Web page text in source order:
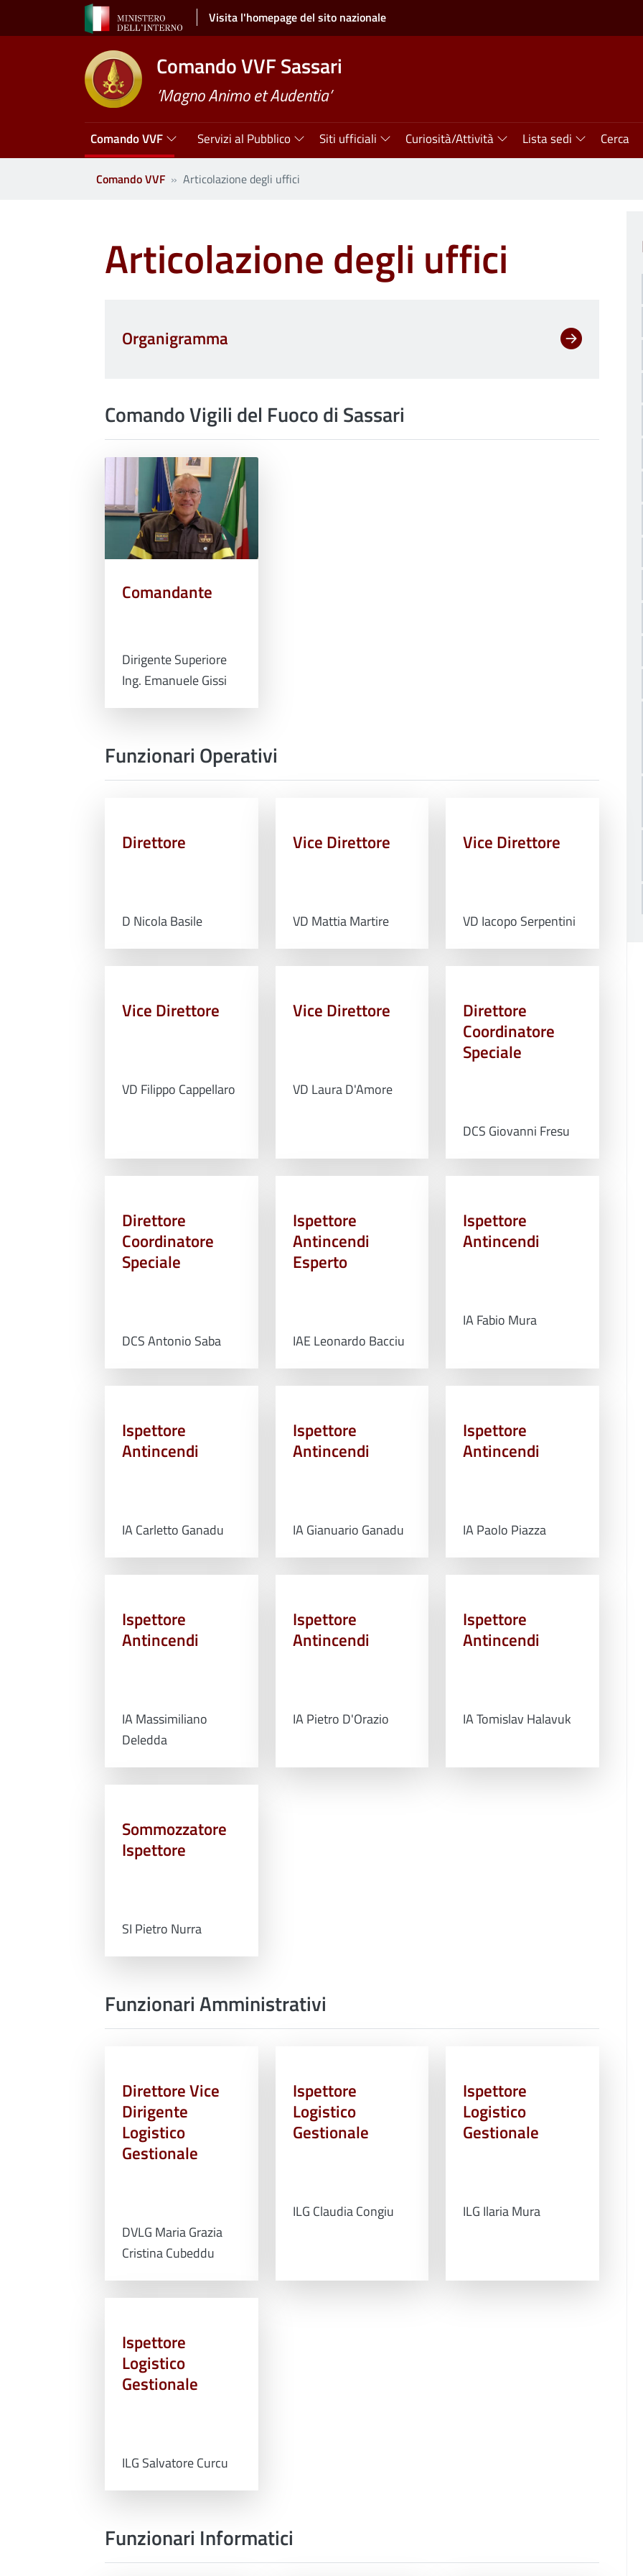
Salta al contenuto principale Visita l'homepage del sito nazionale
Comando VVF Sassari
’Magno Animo et Audentia’
Navigazione principale
Comando VVF Servizi al Pubblico Siti ufficiali Curiosità/Attività Lista sedi Cerca
Comando VVF Articolazione degli uffici
Articolazione degli uffici
Organigramma
Comando Vigili del Fuoco di Sassari
Comandante
Dirigente Superiore
Ing. Emanuele Gissi
Funzionari Operativi
Direttore
D Nicola Basile
Vice Direttore
VD Mattia Martire
Vice Direttore
VD Iacopo Serpentini
Vice Direttore
VD Filippo Cappellaro
Vice Direttore
VD Laura D'Amore
Direttore
Coordinatore
Speciale
DCS Giovanni Fresu
Direttore
Coordinatore
Speciale
DCS Antonio Saba
Ispettore
Antincendi
Esperto
IAE Leonardo Bacciu
Ispettore
Antincendi
IA Fabio Mura
Ispettore
Antincendi
IA Carletto Ganadu
Ispettore
Antincendi
IA Gianuario Ganadu
Ispettore
Antincendi
IA Paolo Piazza
Ispettore
Antincendi
IA Massimiliano
Deledda
Ispettore
Antincendi
IA Pietro D'Orazio
Ispettore
Antincendi
IA Tomislav Halavuk
Sommozzatore
Ispettore
SI Pietro Nurra
Funzionari Amministrativi
Direttore Vice
Dirigente
Logistico
Gestionale
DVLG Maria Grazia
Cristina Cubeddu
Ispettore
Logistico
Gestionale
ILG Claudia Congiu
Ispettore
Logistico
Gestionale
ILG Ilaria Mura
Ispettore
Logistico
Gestionale
ILG Salvatore Curcu
Funzionari Informatici